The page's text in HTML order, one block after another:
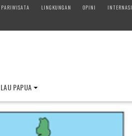
PARIWISATA LINGKUNGAN OPINI
PAPUA